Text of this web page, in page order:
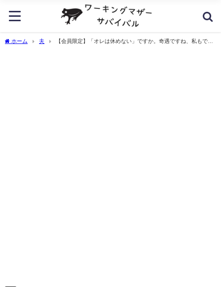
ホーム 夫
【会員限定】「オレは休めない」ですか。奇遇ですね、私もで